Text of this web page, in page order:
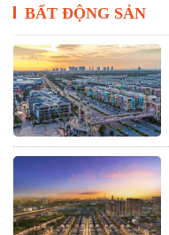
BẤT ĐỘNG SẢN